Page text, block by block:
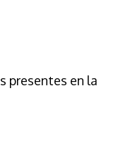
presentes en la